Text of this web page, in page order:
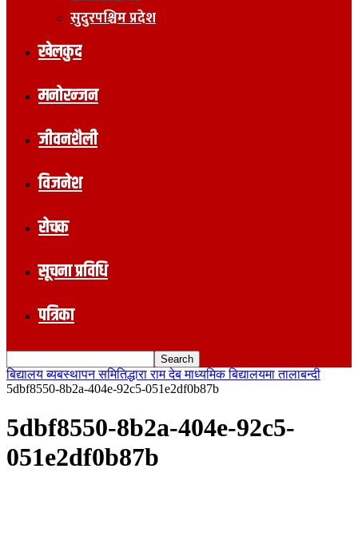
सुदुरपश्चिम प्रदेश
खेलकुद
मनोरन्जन
जीवनशैली
विजनेश
रोचक
सूचना प्रविधि
पत्रिका
बिद्यालय ब्यबस्थापन समितिद्धारा राम देब माध्यमिक बिद्यालयमा तालाबन्दी
5dbf8550-8b2a-404e-92c5-051e2df0b87b
5dbf8550-8b2a-404e-92c5-
051e2df0b87b